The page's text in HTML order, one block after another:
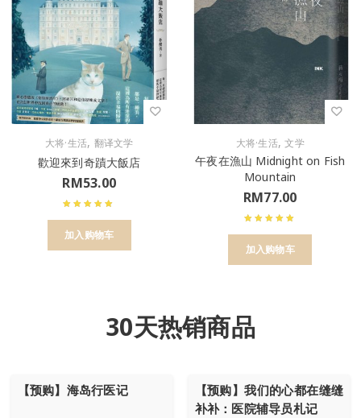
大将·生活, 翻译文学
歡迎來到奇蹟大飯店
RM53.00
加入购物车
大将·生活,文学
午夜在漁山 Midnight on Fish
Mountain
RM77.00
加入购物车
30天热销商品
【预购】海岛行医记
【预购】我们的心都在缝缝
补补：医院辅导员札记